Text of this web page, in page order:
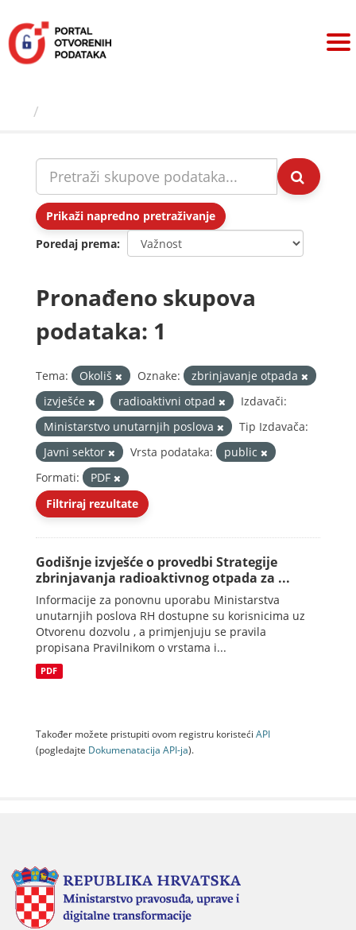
sadržaj
Prikaži napredno pretraživanje
Poredaj prema
Pronađeno skupova
podataka: 1
Tema: Okoliš Oznake:
zbrinjavanje otpada
izvješće
radioaktivni otpad
Izdavači:
Ministarstvo unutarnjih poslova
Tip Izdavača:
Javni sektor
Vrsta podataka:
public
Formati:
PDF
Filtriraj rezultate
Godišnje izvješće o provedbi Strategije
zbrinjavanja radioaktivnog otpada za ...
Informacije za ponovnu uporabu Ministarstva
unutarnjih poslova RH dostupne su korisnicima uz
Otvorenu dozvolu , a primjenjuju se pravila
propisana Pravilnikom o vrstama i...
PDF
Također možete pristupiti ovom registru koristeći API
(pogledajte Dokumenаtаcijа API-jа).